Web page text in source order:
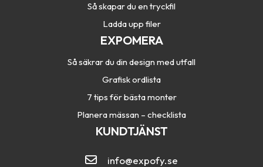
Så skapar du en tryckfil
Ladda upp filer
EXPOMERA
Så säkrar du din design med utfall
Grafisk ordlista
7 tips för bästa monter
Planera mässan – checklista
KUNDTJÄNST
info@expofy.se